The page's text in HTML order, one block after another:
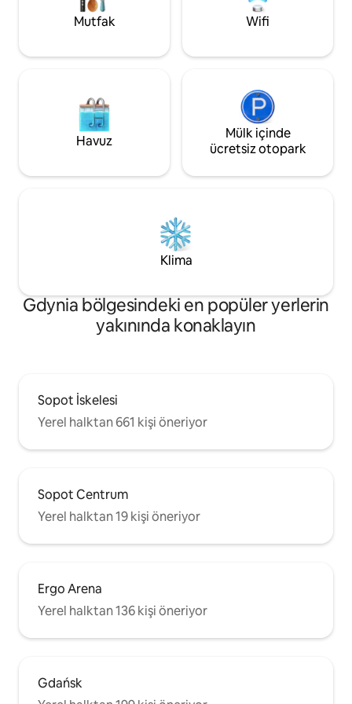
sayesinde Gdynia'yı yeniden keşfedin!
kulüp odası
Mutfak Wifi
Havuz
Mülk içinde
ücretsiz otopark
Klima
Gdynia bölgesindeki en popüler yerlerin
yakınında konaklayın
Sopot İskelesi
Yerel halktan 661 kişi öneriyor
Sopot Centrum
Yerel halktan 19 kişi öneriyor
Ergo Arena
Yerel halktan 136 kişi öneriyor
Gdańsk